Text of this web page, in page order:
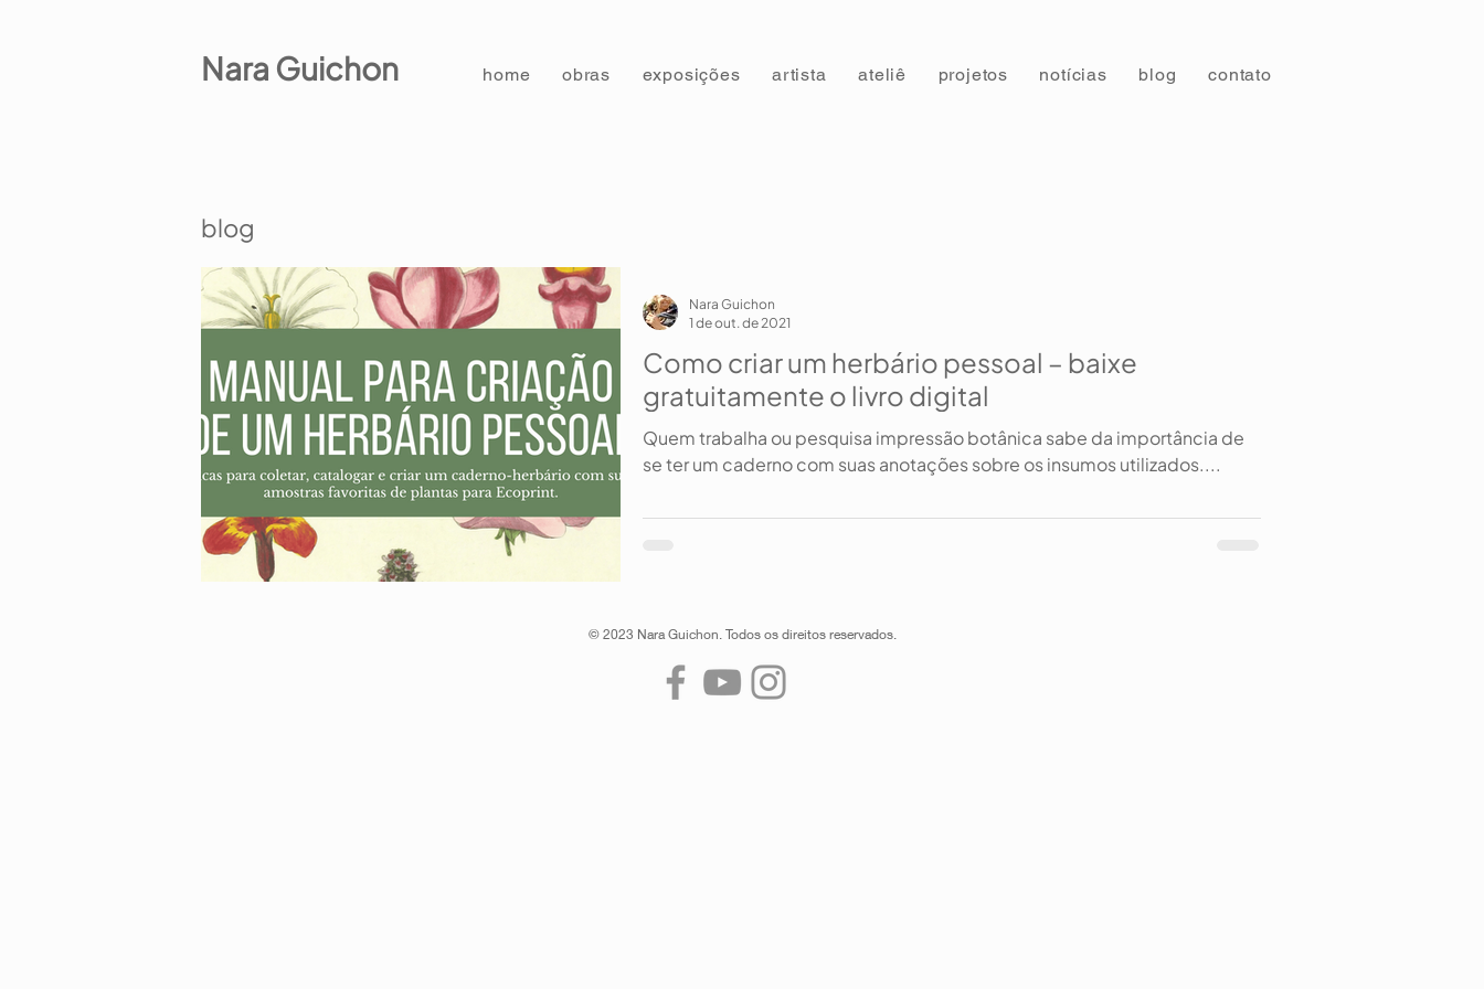
Nara Guichon home obras exposições artista ateliê projetos notícias blog contato
blog
Como criar um herbário pessoal – baixe
gratuitamente o livro digital
Quem trabalha ou pesquisa impressão botânica sabe da importância de
se ter um caderno com suas anotações sobre os insumos utilizados....
Nara Guichon
1 de out. de 2021
© 2023 Nara Guichon. Todos os direitos reservados.